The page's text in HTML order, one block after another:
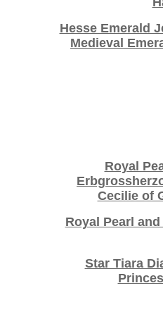
Hesse Emerald
Medieval
Royal
Cecilie of
Royal Pearl
Star Tiara